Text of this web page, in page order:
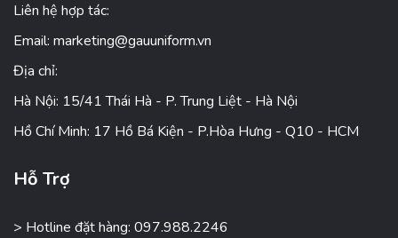
Liên hệ hợp tác:
Email: marketing@gauuniform.vn
Địa chỉ:
Hà Nội: 15/41 Thái Hà - P. Trung Liệt - Hà Nội
Hồ Chí Minh: 17 Hồ Bá Kiện - P.Hòa Hưng - Q10 - HCM
Hỗ Trợ
> Hotline đặt hàng: 097.988.2246